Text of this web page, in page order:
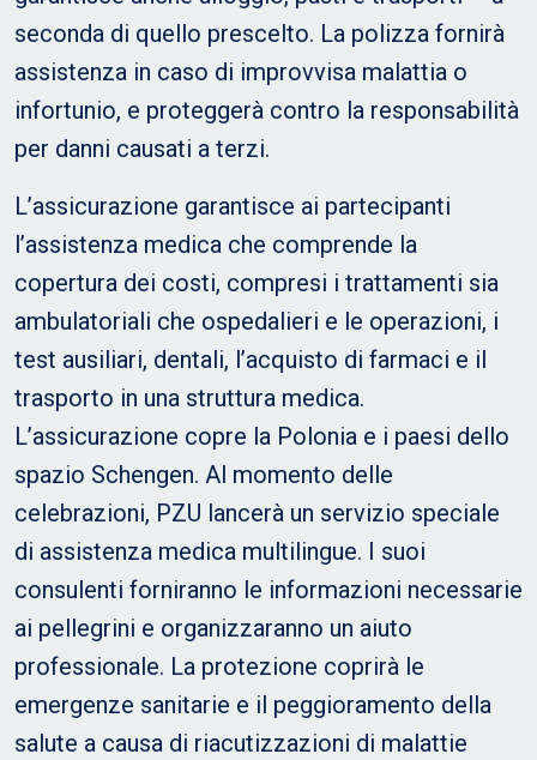
seconda di quello prescelto. La polizza fornirà
assistenza in caso di improvvisa malattia o
infortunio, e proteggerà contro la responsabilità
per danni causati a terzi.
L’assicurazione garantisce ai partecipanti
l’assistenza medica che comprende la
copertura dei costi, compresi i trattamenti sia
ambulatoriali che ospedalieri e le operazioni, i
test ausiliari, dentali, l’acquisto di farmaci e il
trasporto in una struttura medica.
L’assicurazione copre la Polonia e i paesi dello
spazio Schengen. Al momento delle
celebrazioni, PZU lancerà un servizio speciale
di assistenza medica multilingue. I suoi
consulenti forniranno le informazioni necessarie
ai pellegrini e organizzaranno un aiuto
professionale. La protezione coprirà le
emergenze sanitarie e il peggioramento della
salute a causa di riacutizzazioni di malattie